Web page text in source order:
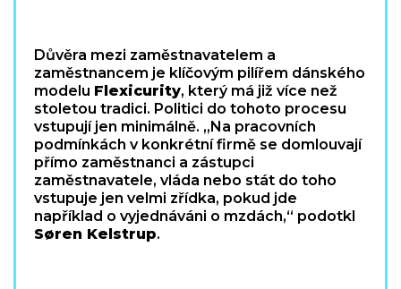
Důvěra mezi zaměstnavatelem a
zaměstnancem je klíčovým pilířem dánského
modelu Flexicurity, který má již více než
stoletou tradici. Politici do tohoto procesu
vstupují jen minimálně. „Na pracovních
podmínkách v konkrétní firmě se domlouvají
přímo zaměstnanci a zástupci
zaměstnavatele, vláda nebo stát do toho
vstupuje jen velmi zřídka, pokud jde
například o vyjednáváni o mzdách,“ podotkl
Søren Kelstrup.